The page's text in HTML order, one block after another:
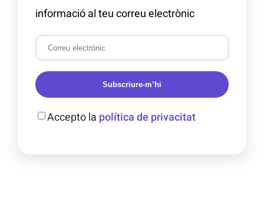
informació al teu correu electrònic
Subscriure-m’hi
Accepto la política de privacitat